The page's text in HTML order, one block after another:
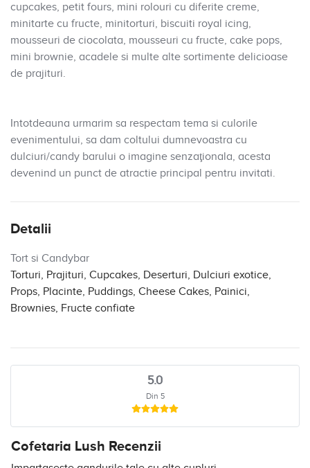
cupcakes, petit fours, mini rolouri cu diferite creme,
minitarte cu fructe, minitorturi, biscuiti royal icing,
mousseuri de ciocolata, mousseuri cu fructe, cake pops,
mini brownie, acadele si multe alte sortimente delicioase
de prajituri.
Intotdeauna urmarim sa respectam tema si culorile
evenimentului, sa dam coltului dumnevoastra cu
dulciuri/candy barului o imagine senzaţionala, acesta
devenind un punct de atractie principal pentru invitati.
Detalii
Tort si Candybar
Torturi, Prajituri, Cupcakes, Deserturi, Dulciuri exotice,
Props, Placinte, Puddings, Cheese Cakes, Painici,
Brownies, Fructe confiate
5.0
Din 5
Cofetaria Lush Recenzii